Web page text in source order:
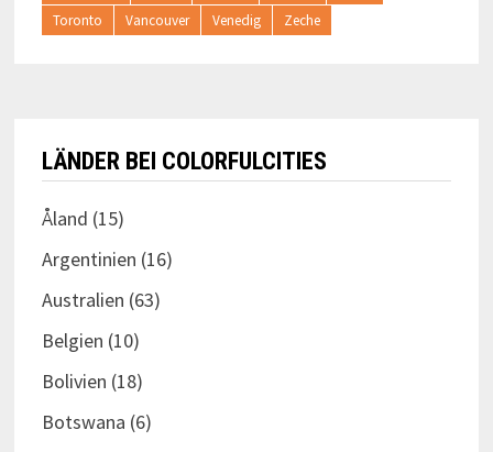
Toronto
Vancouver Venedig Zeche
LÄNDER BEI COLORFULCITIES
Åland (15)
Argentinien (16)
Australien (63)
Belgien (10)
Bolivien (18)
Botswana (6)